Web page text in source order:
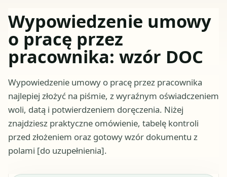
Wypowiedzenie umowy
o pracę przez
pracownika: wzór DOC
Wypowiedzenie umowy o pracę przez pracownika
najlepiej złożyć na piśmie, z wyraźnym oświadczeniem
woli, datą i potwierdzeniem doręczenia. Niżej
znajdziesz praktyczne omówienie, tabelę kontroli
przed złożeniem oraz gotowy wzór dokumentu z
polami [do uzupełnienia].